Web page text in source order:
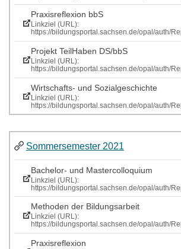
Praxisreflexion bbS
Linkziel (URL):
https://bildungsportal.sachsen.de/opal/auth/
Projekt TeilHaben DS/bbS
Linkziel (URL):
https://bildungsportal.sachsen.de/opal/auth/
Wirtschafts- und Sozialgeschichte
Linkziel (URL):
https://bildungsportal.sachsen.de/opal/auth/
Sommersemester 2021
Bachelor- und Mastercolloquium
Linkziel (URL):
https://bildungsportal.sachsen.de/opal/auth/
Methoden der Bildungsarbeit
Linkziel (URL):
https://bildungsportal.sachsen.de/opal/auth/
Praxisreflexion